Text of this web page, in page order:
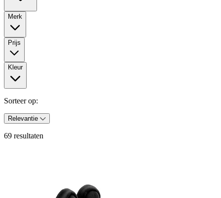
Merk
Prijs
Kleur
Sorteer op:
Relevantie
69 resultaten